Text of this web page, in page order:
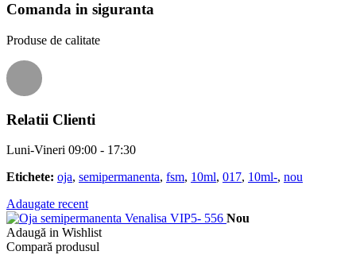
Comanda in siguranta
Produse de calitate
Relatii Clienti
Luni-Vineri 09:00 - 17:30
Etichete: oja, semipermanenta, fsm, 10ml, 017, 10ml-, nou
Adaugate recent
Nou
Adaugă in Wishlist
Compară produsul